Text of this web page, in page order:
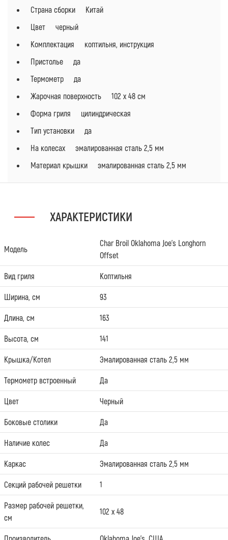
Страна сборки Китай
Цвет черный
Комплектация коптильня, инструкция
Пристолье да
Термометр да
Жарочная поверхность 102 х 48 см
Форма гриля цилиндрическая
Тип установки да
На колесах эмалированная сталь 2,5 мм
Материал крышки эмалированная сталь 2,5 мм
ХАРАКТЕРИСТИКИ
Модель
Char Broil Oklahoma Joe's Longhorn
Offset
Вид гриля Коптильня
Ширина, см 93
Длина, см 163
Высота, см 141
Крышка/Котел Эмалированная сталь 2,5 мм
Термометр встроенный Да
Цвет Черный
Боковые столики Да
Наличие колес Да
Каркас Эмалированная сталь 2,5 мм
Секций рабочей решетки 1
Размер рабочей решетки,
см
102 x 48